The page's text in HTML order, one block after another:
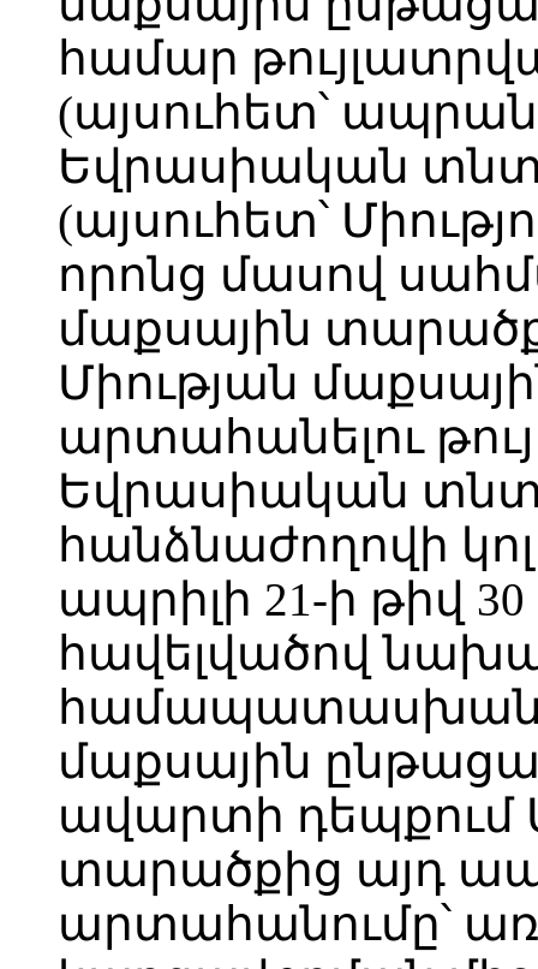
համար
(այսուհետ՝
Եվրասիական
(այսուհետ՝
որոնց մասով
մաքսային տարածք
Միության
արտահանելու
Եվրասիական
հանձնաժողովի
ապրիլի 21-ի թիվ
հավելվածով
համապատասխան,
մաքսային
ավարտի դեպքում
տարածքից այդ
արտահանումը՝